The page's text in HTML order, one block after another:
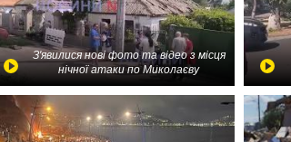
З'явилися нові фото та відео з місця
нічної атаки по Миколаєву